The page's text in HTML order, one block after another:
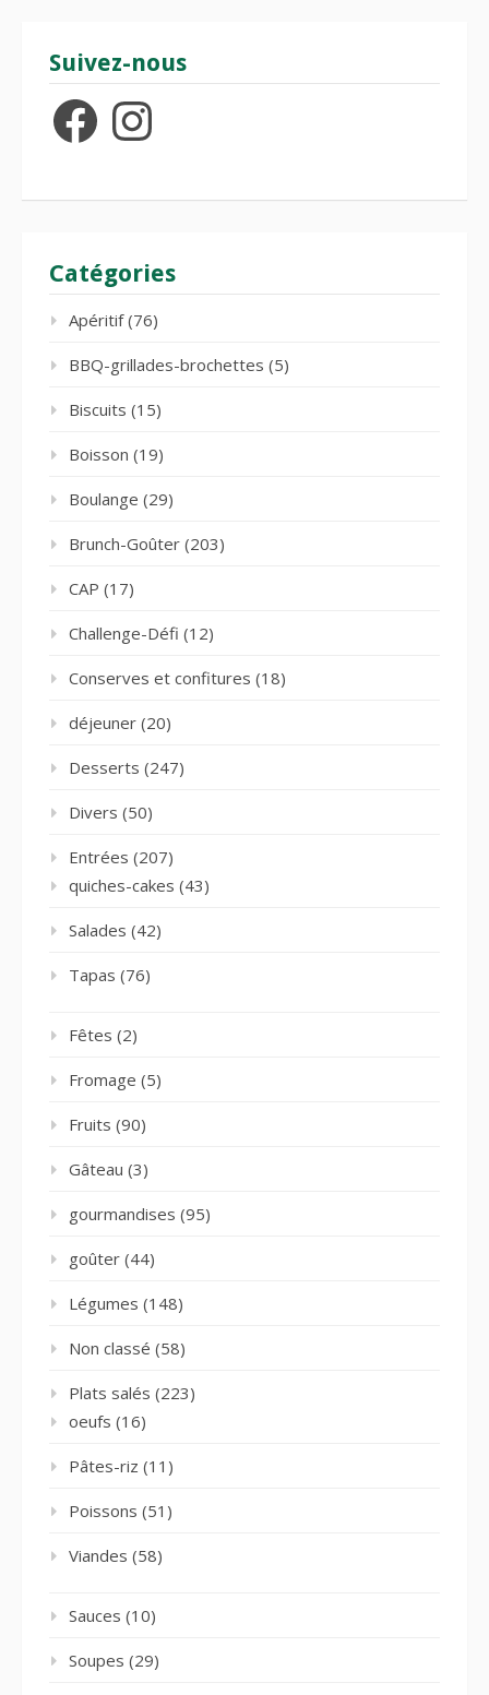
Suivez-nous
FacebookInstagram
Catégories
Apéritif(76)
BBQ-grillades-brochettes (5)
Biscuits (15)
Boisson (19)
Boulange (29)
Brunch-Goûter (203)
CAP (17)
Challenge-Défi (12)
Conserves et confitures (18)
déjeuner (20)
Desserts (247)
Divers (50)
Entrées (207)
quiches-cakes (43)
Salades (42)
Tapas (76)
Fêtes (2)
Fromage (5)
Fruits (90)
Gâteau (3)
gourmandises (95)
goûter (44)
Légumes (148)
Non classé (58)
Plats salés (223)
oeufs (16)
Pâtes-riz (11)
Poissons (51)
Viandes (58)
Sauces (10)
Soupes (29)